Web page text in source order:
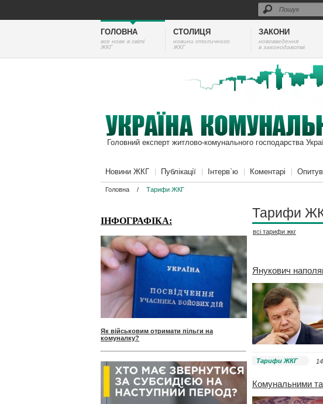
ГОЛОВНА
все нове в світі
ЖКГ
СТОЛИЦЯ
новини столичного
ЖКГ
ЗАКОНИ
нововведення
в законодавстві
Головний експерт житлово-комунального господарства
Новини ЖКГ Публікації Інтерв`ю Коментарі
Головна / Тарифи ЖКГ
ІНФОГРАФІКА:
Як військовим отримати пільги на
комуналку?
Тарифи
всі тарифи жкг
Янукович
Тарифи ЖКГ
Комунальними